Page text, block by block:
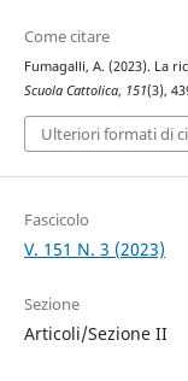
Come citare
Fumagalli, A. (2023). La
Scuola Cattolica, 151(3),
Ulteriori formati di
Fascicolo
V. 151 N. 3 (2023)
Sezione
Articoli/Sezione II